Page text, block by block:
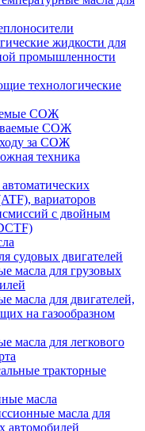
жидкости для
промышленности
технологические
СОЖ
СОЖ
за СОЖ
техника
вариаторов
с двойным
судовых двигателей
масла для грузовых
масла для двигателей,
на газообразном
масла для легкового
тракторные
масла
масла для
автомобилей